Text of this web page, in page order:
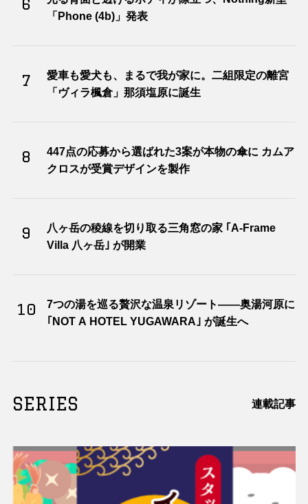
6
「Phone (4b)」発表
7
愛車も愛犬も、まるで我が家に。二組限定の離宮
「ヴィラ楓倉」那須塩原に誕生
8
447点の応募から選ばれた3案が本物の傘に カムア
クロスが受賞デザインを製作
9
八ヶ岳の稜線を切り取る三角窓の家 ｢A-Frame
Villa 八ヶ岳｣ が開業
10
7つの湯を巡る贅沢な温泉リゾート――奥湯河原に
｢NOT A HOTEL YUGAWARA｣ が誕生へ
SERIES 連載記事